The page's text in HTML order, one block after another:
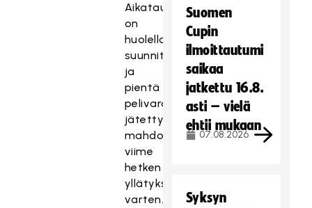
Aikataulu
on
huolella
suunniteltu
ja
pientä
pelivaraa
jätetty
mahdollisia
viime
hetken
yllätyksiä
varten.
Suomen
Cupin
ilmoittautumi
saikaa
jatkettu 16.8.
asti – vielä
ehtii mukaan
07.08.2026
Syksyn